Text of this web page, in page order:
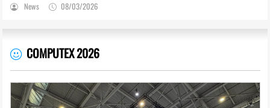
News 08/03/2026
COMPUTEX 2026